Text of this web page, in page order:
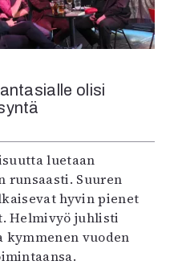
olisi
luetaan
runsaasti. Suuren
hyvin pienet
Helmivyö juhlisti
kymmenen vuoden